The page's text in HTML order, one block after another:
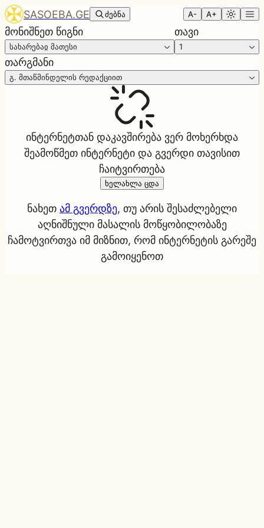
SASOEBA.GE ძებნა A- A+
მონიშნეთ წიგნი
სახარებაჲ მათესი
თავი
1
თარგმანი
გ. მთაწმინდელის რედაქციით
ინტერნეტთან დაკავშირება ვერ მოხერხდა
შეამოწმეთ ინტერნეტი და გვერდი თავისით
ჩაიტვირთება
ხელახლა ცდა
ნახეთ ამ გვერდზე, თუ არის შესაძლებელი
აღნიშნული მასალის მოწყობილობაზე
ჩამოტვირთვა იმ მიზნით, რომ ინტერნეტის გარეშე
გამოიყენოთ